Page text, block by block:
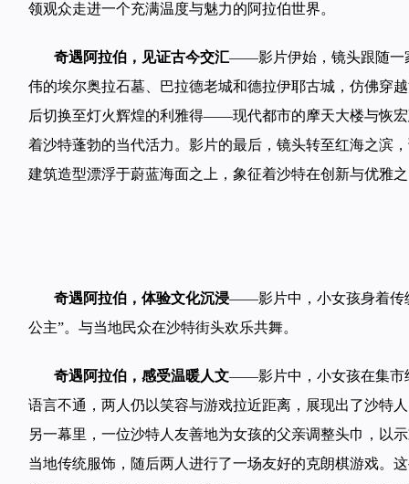
领观众走进一个充满温度与魅力的阿拉伯世界。
奇遇阿拉伯 ，见证古今交汇——影片伊始，镜头跟随一
伟的埃尔奥拉石墓、巴拉德老城和德拉伊耶古城，仿佛穿
后切换至灯火辉煌的利雅得——现代都市的摩天大楼与恢
着沙特蓬勃的当代活力。影片的最后，镜头转至红海之滨
建筑造型漂浮于蔚蓝海面之上，象征着沙特在创新与优雅
奇遇阿拉伯 ，体验文化沉浸——影片中，小女孩身着传
公主”。与当地民众在沙特街头欢乐共舞。
奇遇阿拉伯 ，感受温暖人文——影片中，小女孩在集市
语言不通，两人仍以笑容与游戏拉近距离，展现出了沙特
另一幕里，一位沙特人友善地为女孩的父亲调整头巾，以
当地传统服饰，随后两人进行了一场友好的克朗棋游戏。